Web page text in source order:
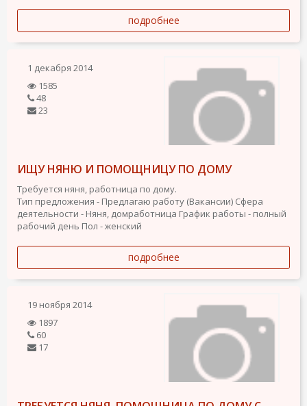
подробнее
1 декабря 2014
1585
48
23
ИЩУ НЯНЮ И ПОМОЩНИЦУ ПО ДОМУ
Требуется няня, работница по дому.
Тип предложения - Предлагаю работу (Вакансии) Сфера
деятельности - Няня, домработница График работы - полный
рабочий день Пол - женский
подробнее
19 ноября 2014
1897
60
17